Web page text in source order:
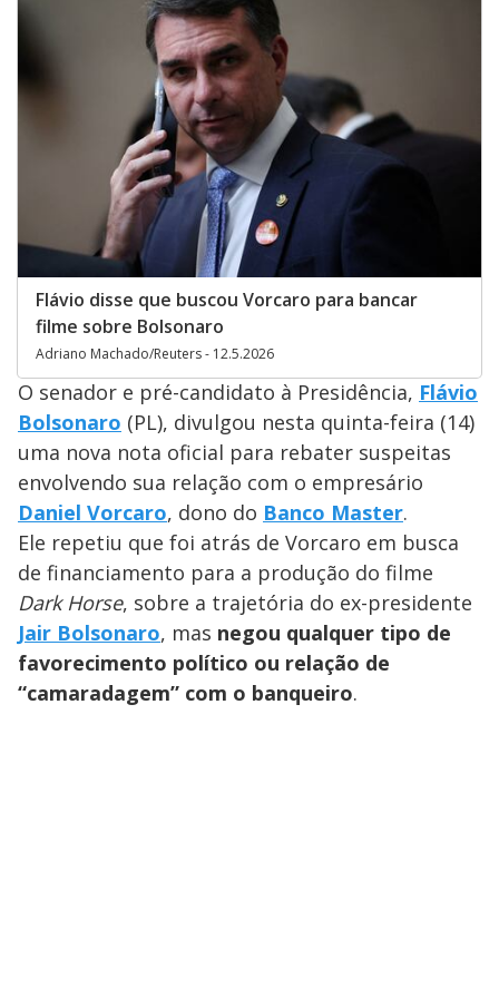
Flávio disse que buscou Vorcaro para bancar
filme sobre Bolsonaro
Adriano Machado/Reuters - 12.5.2026
O senador e pré-candidato à Presidência, Flávio
Bolsonaro (PL), divulgou nesta quinta-feira (14)
uma nova nota oficial para rebater suspeitas
envolvendo sua relação com o empresário
Daniel Vorcaro, dono do Banco Master.
Ele repetiu que foi atrás de Vorcaro em busca
de financiamento para a produção do filme
Dark Horse, sobre a trajetória do ex-presidente
Jair Bolsonaro, mas negou qualquer tipo de
favorecimento político ou relação de
“camaradagem” com o banqueiro.